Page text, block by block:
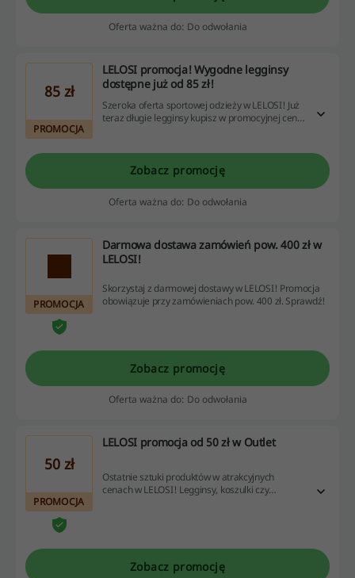
Oferta ważna do: Do odwołania
85 zł
PROMOCJA
LELOSI promocja! Wygodne legginsy
dostępne już od 85 zł!
Szeroka oferta sportowej odzieży w LELOSI! Już
teraz długie legginsy kupisz w promocyjnej cenie
Zobacz promocję
Oferta ważna do: Do odwołania
PROMOCJA
Darmowa dostawa zamówień pow. 400 zł w
LELOSI!
Skorzystaj z darmowej dostawy w LELOSI! Promocja
obowiązuje przy zamówieniach pow. 400 zł. Sprawdź!
Zobacz promocję
Oferta ważna do: Do odwołania
50 zł
PROMOCJA
LELOSI promocja od 50 zł w Outlet
Ostatnie sztuki produktów w atrakcyjnych
cenach w LELOSI! Legginsy, koszulki czy
Zobacz promocję